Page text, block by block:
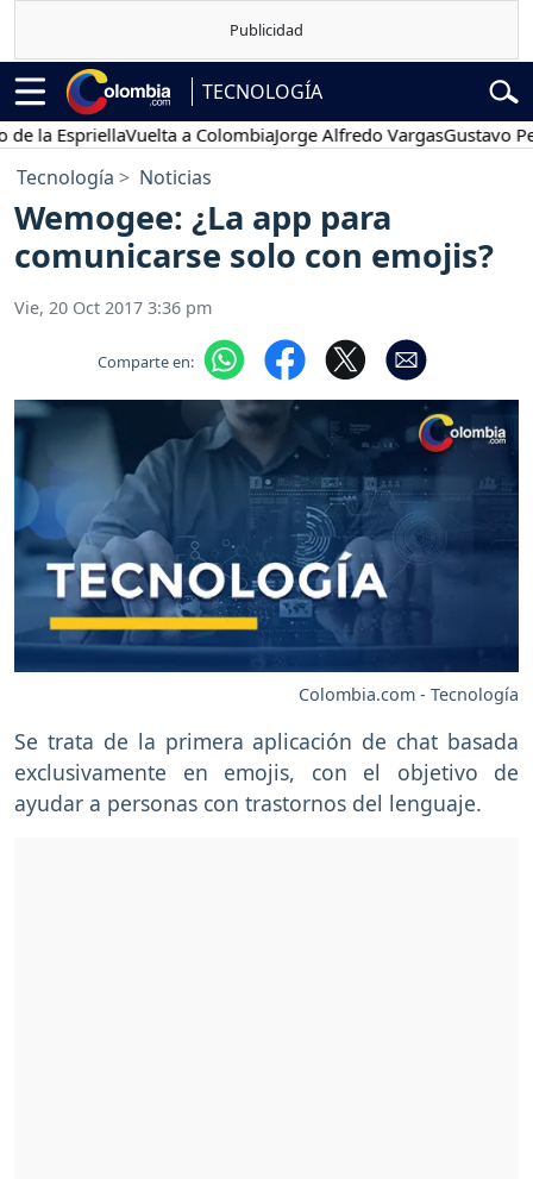
TECNOLOGÍA
EspriellaVuelta a ColombiaJorge Alfredo VargasGustavo Petro
Tecnología Noticias
Wemogee: ¿La app para
comunicarse solo con emojis?
Vie, 20 Oct 2017 3:36 pm
Comparte en:
Colombia.com - Tecnología
Se trata de la primera aplicación de chat basada
exclusivamente en emojis, con el objetivo de
ayudar a personas con trastornos del lenguaje.